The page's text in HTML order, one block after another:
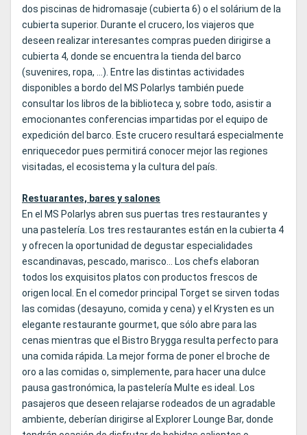
dos piscinas de hidromasaje (cubierta 6) o el solárium de la
cubierta superior. Durante el crucero, los viajeros que
deseen realizar interesantes compras pueden dirigirse a
cubierta 4, donde se encuentra la tienda del barco
(suvenires, ropa, …). Entre las distintas actividades
disponibles a bordo del MS Polarlys también puede
consultar los libros de la biblioteca y, sobre todo, asistir a
emocionantes conferencias impartidas por el equipo de
expedición del barco. Este crucero resultará especialmente
enriquecedor pues permitirá conocer mejor las regiones
visitadas, el ecosistema y la cultura del país.
Restuarantes, bares y salones
En el MS Polarlys abren sus puertas tres restaurantes y
una pastelería. Los tres restaurantes están en la cubierta 4
y ofrecen la oportunidad de degustar especialidades
escandinavas, pescado, marisco... Los chefs elaboran
todos los exquisitos platos con productos frescos de
origen local. En el comedor principal Torget se sirven todas
las comidas (desayuno, comida y cena) y el Krysten es un
elegante restaurante gourmet, que sólo abre para las
cenas mientras que el Bistro Brygga resulta perfecto para
una comida rápida. La mejor forma de poner el broche de
oro a las comidas o, simplemente, para hacer una dulce
pausa gastronómica, la pastelería Multe es ideal. Los
pasajeros que deseen relajarse rodeados de un agradable
ambiente, deberían dirigirse al Explorer Lounge Bar, donde